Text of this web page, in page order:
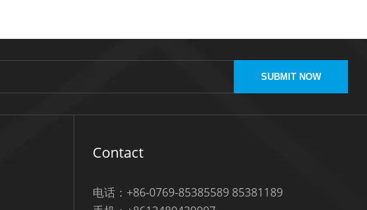
SUBMIT NOW
Contact
电话：+86-0769-85385589 85381189